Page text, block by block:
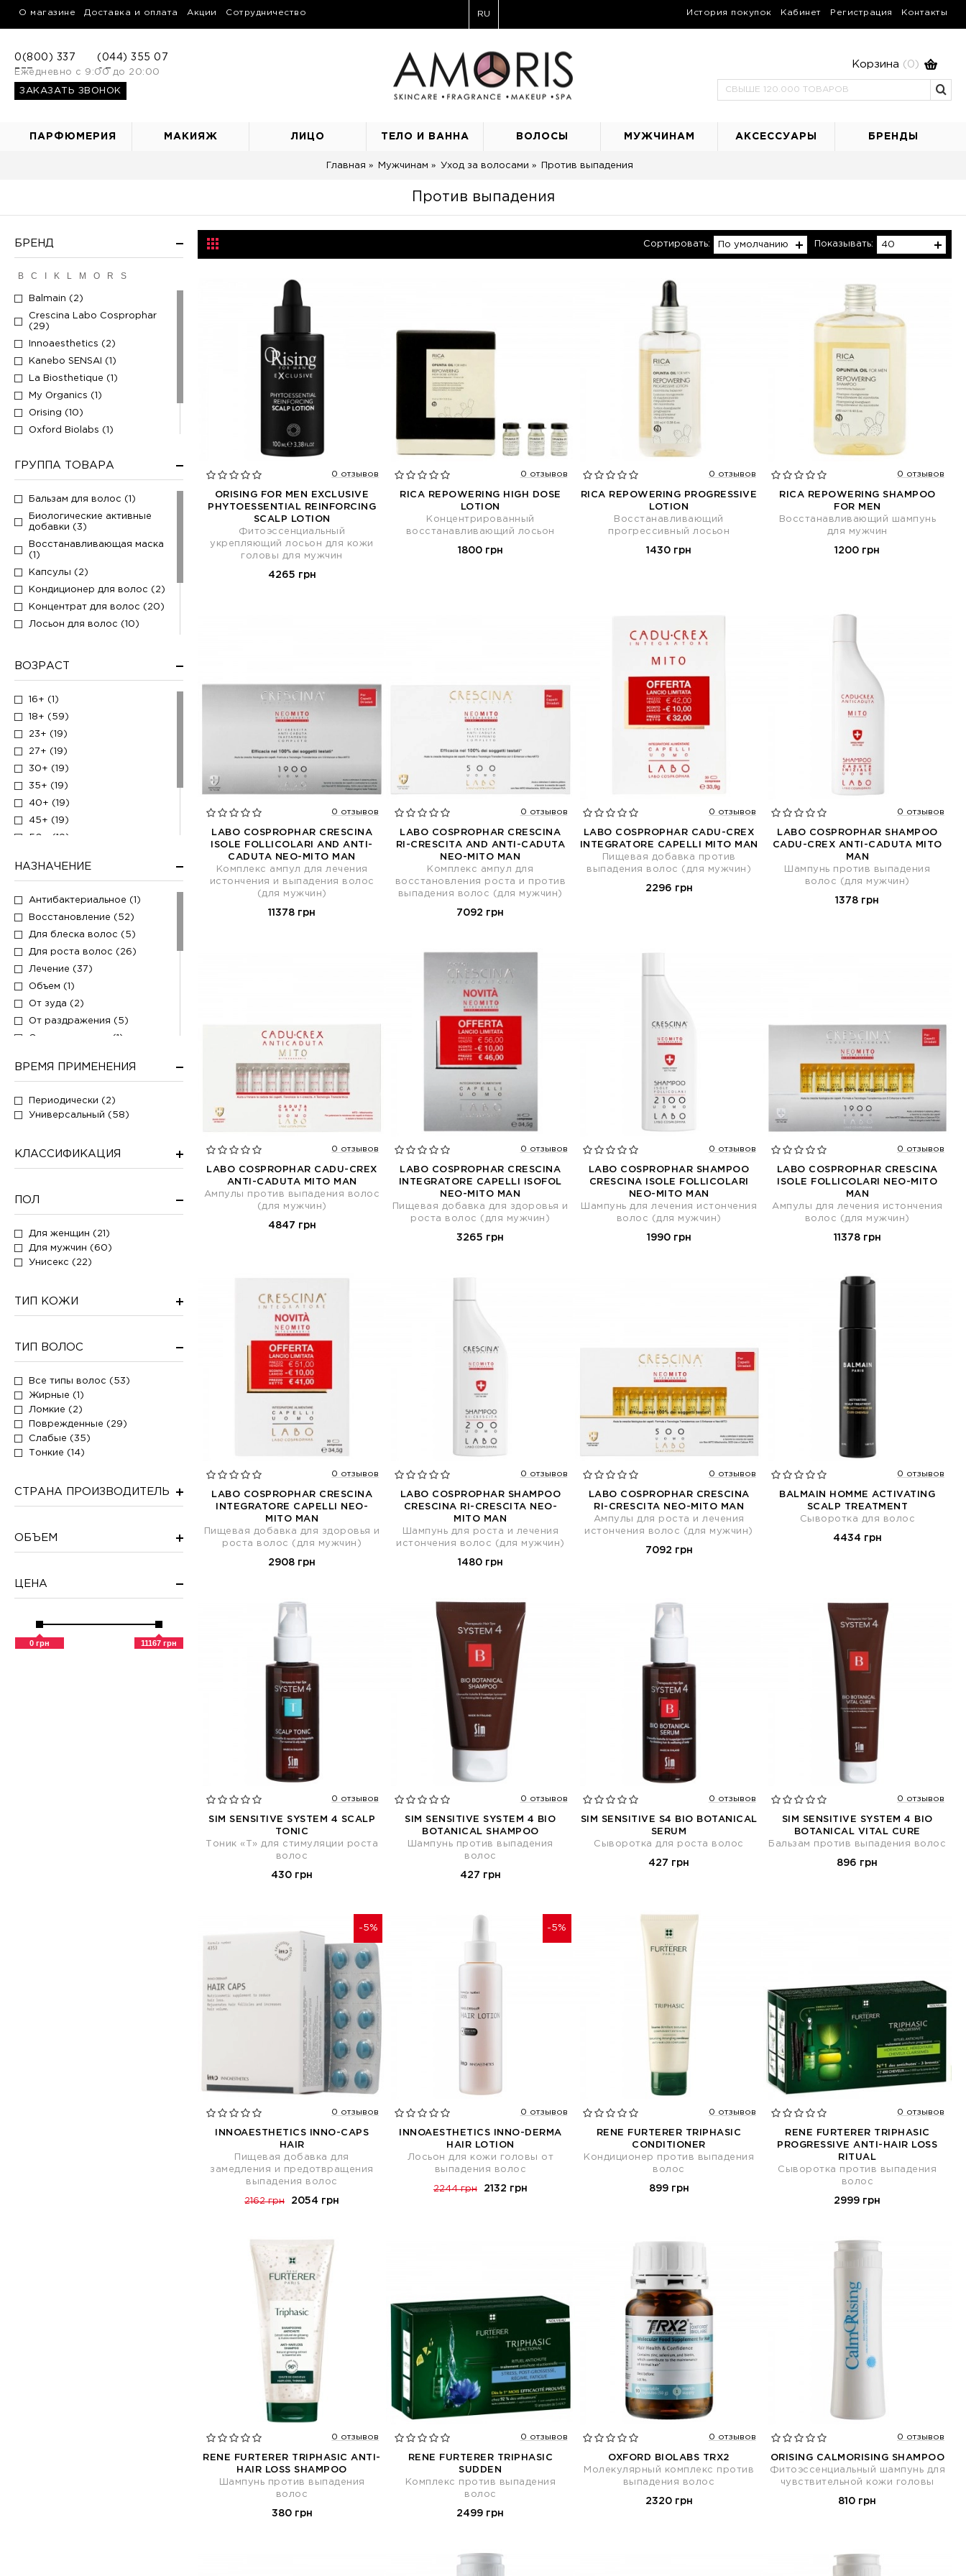
О магазине Доставка и оплата Акции Сотрудничество RU История покупок Кабинет Регистрация Контакты
0(800) 337
337
(044) 355 07
07
Ежедневно с 9:00 до 20:00
ЗАКАЗАТЬ ЗВОНОК
Корзина (0)
ПАРФЮМЕРИЯ МАКИЯЖ ЛИЦО ТЕЛО И ВАННА ВОЛОСЫ МУЖЧИНАМ АКСЕССУАРЫ БРЕНДЫ
Главная Мужчинам Уход за волосами Против выпадения
Против выпадения
БРЕНД
B C K L M O R S
Balmain (2)
Crescina Labo Cosprophar
(29)
Innoaesthetics (2)
Kanebo SENSAI (1)
La Biosthetique (1)
My Organics (1)
Orising (10)
Oxford Biolabs (1)
Rica (3)
Sim Sensitive (4)
ГРУППА ТОВАРА
Бальзам для волос (1)
Биологические активные
добавки (3)
Восстанавливающая маска
(1)
Капсулы (2)
Кондиционер для волос (2)
Концентрат для волос (20)
Лосьон для волос (10)
ВОЗРАСТ
16+ (1)
18+ (59)
23+ (19)
27+ (19)
30+ (19)
35+ (19)
40+ (19)
45+ (19)
50+ (19)
20+ (19)
НАЗНАЧЕНИЕ
Антибактериальное (1)
Восстановление (52)
Для блеска волос (5)
Для роста волос (26)
Лечение (37)
Объем (1)
От зуда (2)
От раздражения (5)
Отшелушивание (1)
Питание (12)
Против выпадения (59)
Себорегуляция (6)
Укрепление (7)
Укрепление волос (32)
Успокоение (5)
ВРЕМЯ ПРИМЕНЕНИЯ
Периодически (2)
Универсальный (58)
КЛАССИФИКАЦИЯ
ПОЛ
Для женщин (21)
Для мужчин (60)
Унисекс (22)
ТИП КОЖИ
ТИП ВОЛОС
Все типы волос (53)
Жирные (1)
Ломкие (2)
Поврежденные (29)
Слабые (35)
Тонкие (14)
СТРАНА ПРОИЗВОДИТЕЛЬ
ОБЪЕМ
ЦЕНА
0 грн 11167 грн
Показывать: 40
Сортировать: По умолчанию
0 отзывов
ORISING FOR MEN EXCLUSIVE
PHYTOESSENTIAL REINFORCING
SCALP LOTION
Фитоэссенциальный
укрепляющий лосьон для кожи
головы для мужчин
4265 грн
0 отзывов
RICA REPOWERING HIGH DOSE
LOTION
Концентрированный
восстанавливающий лосьон
1800 грн
0 отзывов
RICA REPOWERING PROGRESSIVE
LOTION
Восстанавливающий
прогрессивный лосьон
1430 грн
0 отзывов
RICA REPOWERING SHAMPOO
FOR MEN
Восстанавливающий шампунь
для мужчин
1200 грн
0 отзывов
LABO COSPROPHAR CRESCINA
ISOLE FOLLICOLARI AND ANTI-
CADUTA NEO-MITO MAN
Комплекс ампул для лечения
истончения и выпадения волос
(для мужчин)
11378 грн
0 отзывов
LABO COSPROPHAR CRESCINA
RI-CRESCITA AND ANTI-CADUTA
NEO-MITO MAN
Комплекс ампул для
восстановления роста и против
выпадения волос (для мужчин)
7092 грн
0 отзывов
LABO COSPROPHAR CADU-CREX
INTEGRATORE CAPELLI MITO MAN
Пищевая добавка против
выпадения волос (для мужчин)
2296 грн
0 отзывов
LABO COSPROPHAR SHAMPOO
CADU-CREX ANTI-CADUTA MITO
MAN
Шампунь против выпадения
волос (для мужчин)
1378 грн
0 отзывов
LABO COSPROPHAR CADU-CREX
ANTI-CADUTA MITO MAN
Ампулы против выпадения волос
(для мужчин)
4847 грн
0 отзывов
LABO COSPROPHAR CRESCINA
INTEGRATORE CAPELLI ISOFOL
NEO-MITO MAN
Пищевая добавка для здоровья и
роста волос (для мужчин)
3265 грн
0 отзывов
LABO COSPROPHAR SHAMPOO
CRESCINA ISOLE FOLLICOLARI
NEO-MITO MAN
Шампунь для лечения истончения
волос (для мужчин)
1990 грн
0 отзывов
LABO COSPROPHAR CRESCINA
ISOLE FOLLICOLARI NEO-MITO
MAN
Ампулы для лечения истончения
волос (для мужчин)
11378 грн
0 отзывов
LABO COSPROPHAR CRESCINA
INTEGRATORE CAPELLI NEO-
MITO MAN
Пищевая добавка для здоровья и
роста волос (для мужчин)
2908 грн
0 отзывов
LABO COSPROPHAR SHAMPOO
CRESCINA RI-CRESCITA NEO-
MITO MAN
Шампунь для роста и лечения
истончения волос (для мужчин)
1480 грн
0 отзывов
LABO COSPROPHAR CRESCINA
RI-CRESCITA NEO-MITO MAN
Ампулы для роста и лечения
истончения волос (для мужчин)
7092 грн
0 отзывов
BALMAIN HOMME ACTIVATING
SCALP TREATMENT
Сыворотка для волос
4434 грн
0 отзывов
SIM SENSITIVE SYSTEM 4 SCALP
TONIC
Тоник «Т» для стимуляции роста
волос
430 грн
0 отзывов
SIM SENSITIVE SYSTEM 4 BIO
BOTANICAL SHAMPOO
Шампунь против выпадения
волос
427 грн
0 отзывов
SIM SENSITIVE S4 BIO BOTANICAL
SERUM
Сыворотка для роста волос
427 грн
0 отзывов
SIM SENSITIVE SYSTEM 4 BIO
BOTANICAL VITAL CURE
Бальзам против выпадения волос
896 грн
-5%
0 отзывов
INNOAESTHETICS INNO-CAPS
HAIR
Пищевая добавка для
замедления и предотвращения
выпадения волос
2162 грн 2054 грн
-5%
0 отзывов
INNOAESTHETICS INNO-DERMA
HAIR LOTION
Лосьон для кожи головы от
выпадения волос
2244 грн 2132 грн
0 отзывов
RENE FURTERER TRIPHASIC
CONDITIONER
Кондиционер против выпадения
волос
899 грн
0 отзывов
RENE FURTERER TRIPHASIC
PROGRESSIVE ANTI-HAIR LOSS
RITUAL
Сыворотка против выпадения
волос
2999 грн
0 отзывов
RENE FURTERER TRIPHASIC ANTI-
HAIR LOSS SHAMPOO
Шампунь против выпадения
волос
380 грн
0 отзывов
RENE FURTERER TRIPHASIC
SUDDEN
Комплекс против выпадения
волос
2499 грн
0 отзывов
OXFORD BIOLABS TRX2
Молекулярный комплекс против
выпадения волос
2320 грн
0 отзывов
ORISING CALMORISING SHAMPOO
Фитоэссенциальный шампунь для
чувствительной кожи головы
810 грн